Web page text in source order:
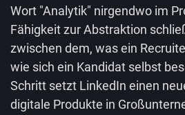
Wort "Analytik" nirgendwo im
Fähigkeit zur Abstraktion
zwischen dem, was ein
wie sich ein Kandidat selbst
Schritt setzt LinkedIn einen
digitale Produkte in